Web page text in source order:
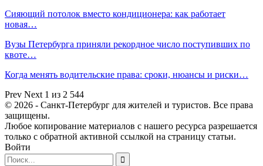
Сияющий потолок вместо кондиционера: как работает
новая…
Вузы Петербурга приняли рекордное число поступивших по
квоте…
Когда менять водительские права: сроки, нюансы и риски…
Prev Next 1 из 2 544
© 2026 - Санкт-Петербург для жителей и туристов. Все права
защищены.
Любое копирование материалов с нашего ресурса разрешается
только с обратной активной ссылкой на страницу статьи.
Войти